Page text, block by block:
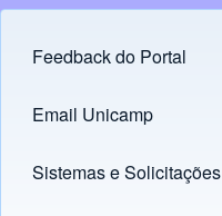
Footer menu
Feedback do Portal
Links
Email Unicamp
(opens in new tab)
Sistemas e Solicitações
(opens in new tab)